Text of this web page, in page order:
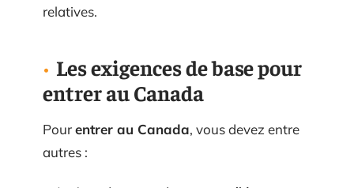
relatives.
Les exigences de base pour
entrer au Canada
Pourentrer au Canada, vous devez entre
autres :